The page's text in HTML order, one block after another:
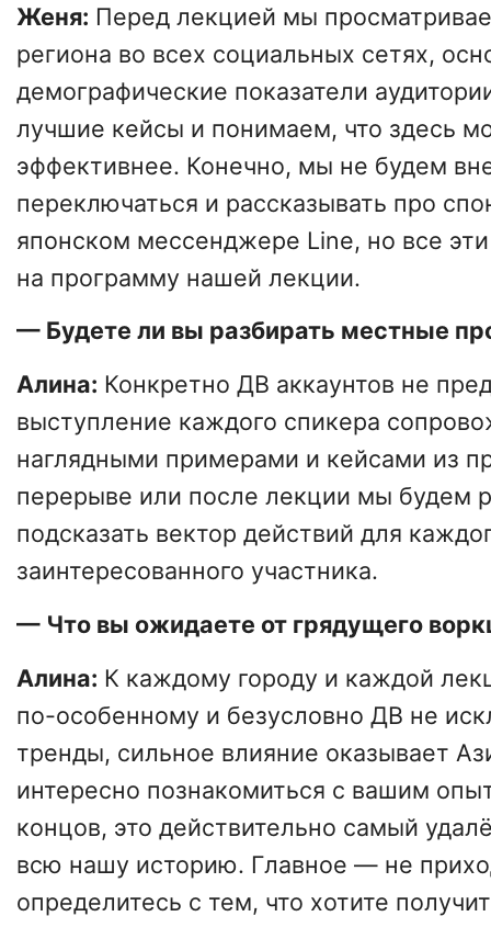
Женя: Перед лекцией мы
региона во всех социальных сетях,
демографические показатели
лучшие кейсы и понимаем, что здесь
эффективнее. Конечно, мы не будем
переключаться и рассказывать про
японском мессенджере Line, но все
на программу нашей лекции. ⠀
— Будете ли вы разбирать местные
Алина: Конкретно ДВ аккаунтов не
выступление каждого спикера
наглядными примерами и кейсами из
перерыве или после лекции мы будем
подсказать вектор действий для
заинтересованного участника. ⠀
— Что вы ожидаете от грядущего
Алина: К каждому городу и каждой
по-особенному и безусловно ДВ не
тренды, сильное влияние оказывает
интересно познакомиться с вашим
концов, это действительно самый
всю нашу историю. Главное — не
определитесь с тем, что хотите